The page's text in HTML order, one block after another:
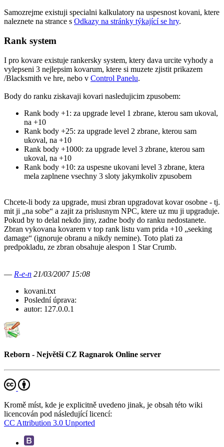
Samozrejme existuji specialni kalkulatory na uspesnost kovani, ktere
naleznete na strance s Odkazy na stránky týkající se hry.
Rank system
I pro kovare existuje rankersky system, ktery dava urcite vyhody a
vylepseni 3 nejlepsim kovarum, ktere si muzete zjistit prikazem
/Blacksmith ve hre, nebo v Control Panelu.
Body do ranku ziskavaji kovari nasledujicim zpusobem:
Rank body +1: za upgrade level 1 zbrane, kterou sam ukoval,
na +10
Rank body +25: za upgrade level 2 zbrane, kterou sam
ukoval, na +10
Rank body +1000: za upgrade level 3 zbrane, kterou sam
ukoval, na +10
Rank body +10: za uspesne ukovani level 3 zbrane, ktera
mela zaplnene vsechny 3 sloty jakymkoliv zpusobem
Chcete-li body za upgrade, musi zbran upgradovat kovar osobne - tj.
mit ji „na sobe“ a zajit za prislusnym NPC, ktere uz mu ji upgraduje.
Pokud by to delal nekdo jiny, zadne body do ranku nedostanete.
Zbran vykovana kovarem v top rank listu vam prida +10 „seeking
damage“ (ignoruje obranu a nikdy nemine). Toto plati za
predpokladu, ze zbran obsahuje alespon 1 Star Crumb.
— R-e-n 21/03/2007 15:08
kovani.txt
Poslední úprava:
autor: 127.0.0.1
Reborn - Největší CZ Ragnarok Online server
Kromě míst, kde je explicitně uvedeno jinak, je obsah této wiki
licencován pod následující licencí:
CC Attribution 3.0 Unported